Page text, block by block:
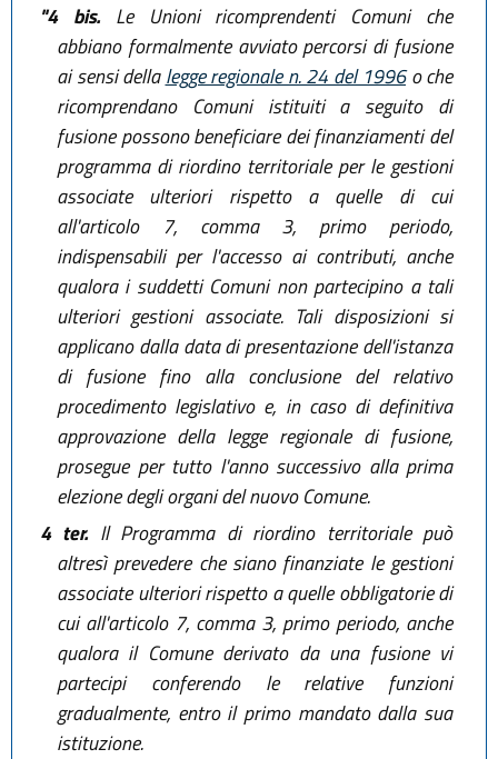
"4 bis.Le Unioni ricomprendenti Comuni che
abbiano formalmente avviato percorsi di fusione
ai sensi dellalegge regionale n. 24 del 1996o che
ricomprendano Comuni istituiti a seguito di
fusione possono beneficiare dei finanziamenti del
programma di riordino territoriale per le gestioni
associate ulteriori rispetto a quelle di cui
all'articolo 7, comma 3, primo periodo,
indispensabili per l'accesso ai contributi, anche
qualora i suddetti Comuni non partecipino a tali
ulteriori gestioni associate. Tali disposizioni si
applicano dalla data di presentazione dell'istanza
di fusione fino alla conclusione del relativo
procedimento legislativo e, in caso di definitiva
approvazione della legge regionale di fusione,
prosegue per tutto l'anno successivo alla prima
elezione degli organi del nuovo Comune.
4 ter.Il Programma di riordino territoriale può
altresì prevedere che siano finanziate le gestioni
associate ulteriori rispetto a quelle obbligatorie di
cui all'articolo 7, comma 3, primo periodo, anche
qualora il Comune derivato da una fusione vi
partecipi conferendo le relative funzioni
gradualmente, entro il primo mandato dalla sua
istituzione.